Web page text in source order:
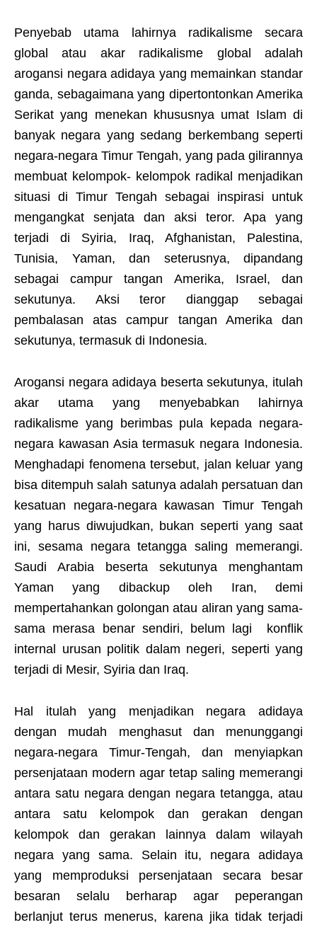
Penyebab utama lahirnya radikalisme secara
global atau akar radikalisme global adalah
arogansi negara adidaya yang memainkan standar
ganda, sebagaimana yang dipertontonkan Amerika
Serikat yang menekan khususnya umat Islam di
banyak negara yang sedang berkembang seperti
negara-negara Timur Tengah, yang pada gilirannya
membuat kelompok- kelompok radikal menjadikan
situasi di Timur Tengah sebagai inspirasi untuk
mengangkat senjata dan aksi teror. Apa yang
terjadi di Syiria, Iraq, Afghanistan, Palestina,
Tunisia, Yaman, dan seterusnya, dipandang
sebagai campur tangan Amerika, Israel, dan
sekutunya. Aksi teror dianggap sebagai
pembalasan atas campur tangan Amerika dan
sekutunya, termasuk di Indonesia.
Arogansi negara adidaya beserta sekutunya, itulah
akar utama yang menyebabkan lahirnya
radikalisme yang berimbas pula kepada negara-
negara kawasan Asia termasuk negara Indonesia.
Menghadapi fenomena tersebut, jalan keluar yang
bisa ditempuh salah satunya adalah persatuan dan
kesatuan negara-negara kawasan Timur Tengah
yang harus diwujudkan, bukan seperti yang saat
ini, sesama negara tetangga saling memerangi.
Saudi Arabia beserta sekutunya menghantam
Yaman yang dibackup oleh Iran, demi
mempertahankan golongan atau aliran yang sama-
sama merasa benar sendiri, belum lagi konflik
internal urusan politik dalam negeri, seperti yang
terjadi di Mesir, Syiria dan Iraq.
Hal itulah yang menjadikan negara adidaya
dengan mudah menghasut dan menunggangi
negara-negara Timur-Tengah, dan menyiapkan
persenjataan modern agar tetap saling memerangi
antara satu negara dengan negara tetangga, atau
antara satu kelompok dan gerakan dengan
kelompok dan gerakan lainnya dalam wilayah
negara yang sama. Selain itu, negara adidaya
yang memproduksi persenjataan secara besar
besaran selalu berharap agar peperangan
berlanjut terus menerus, karena jika tidak terjadi